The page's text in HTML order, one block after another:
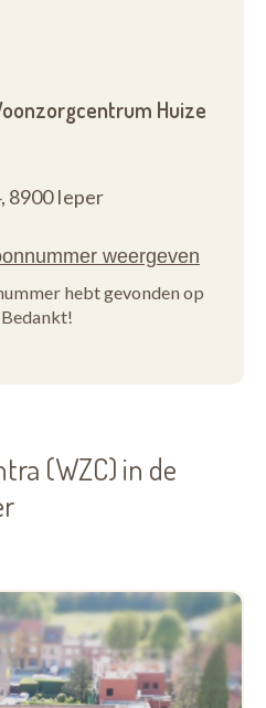
Huize
8900 Ieper
hebt gevonden op
(WZC) in de